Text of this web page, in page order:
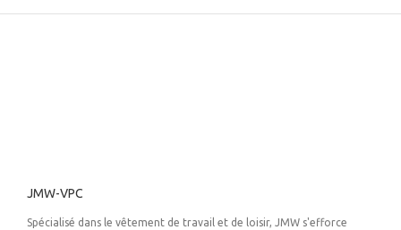
JMW-VPC
Spécialisé dans le vêtement de travail et de loisir, JMW s'efforce